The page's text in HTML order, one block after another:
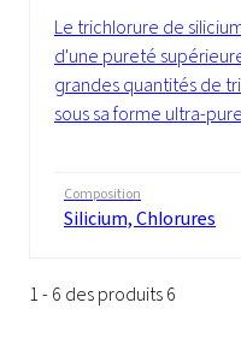
Le trichlorure de
d'une pureté
grandes quantités de
sous sa forme ultra-
Composition
Silicium, Chlorures
1 - 6 des produits 6